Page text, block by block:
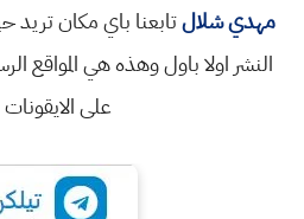
مهدي شلالتابعنا باي مكان تريد
النشر اولا باول وهذه هي المواقع
على الايقونات